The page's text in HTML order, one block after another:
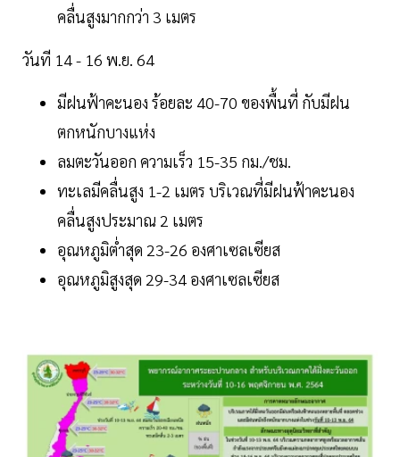
คลื่นสูงมากกว่า 3 เมตร
วันที 14 - 16 พ.ย. 64
มีฝนฟ้าคะนอง ร้อยละ 40-70 ของพื้นที่ กับมีฝน
ตกหนักบางแห่ง
ลมตะวันออก ความเร็ว 15-35 กม./ชม.
ทะเลมีคลื่นสูง 1-2 เมตร บริเวณที่มีฝนฟ้าคะนอง
คลื่นสูงประมาณ 2 เมตร
อุณหภูมิต่ำสุด 23-26 องศาเซลเซียส
อุณหภูมิสูงสุด 29-34 องศาเซลเซียส